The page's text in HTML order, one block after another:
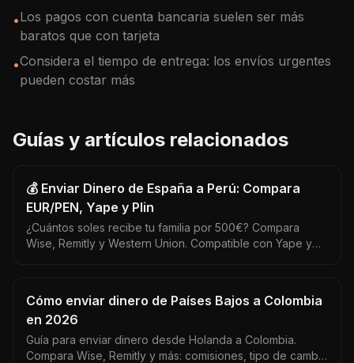
•Los pagos con cuenta bancaria suelen ser más
baratos que con tarjeta
•Considera el tiempo de entrega: los envíos urgentes
pueden costar más
Guías y artículos relacionados
💰 Enviar Dinero de España a Perú: Compara
EUR/PEN, Yape y Plin
¿Cuántos soles recibe tu familia por 500€? Compara
Wise, Remitly y Western Union. Compatible con Yape y
Cómo enviar dinero de Países Bajos a Colombia
en 2026
Guía para enviar dinero desde Holanda a Colombia.
Compara Wise, Remitly y más: comisiones, tipo de cambio